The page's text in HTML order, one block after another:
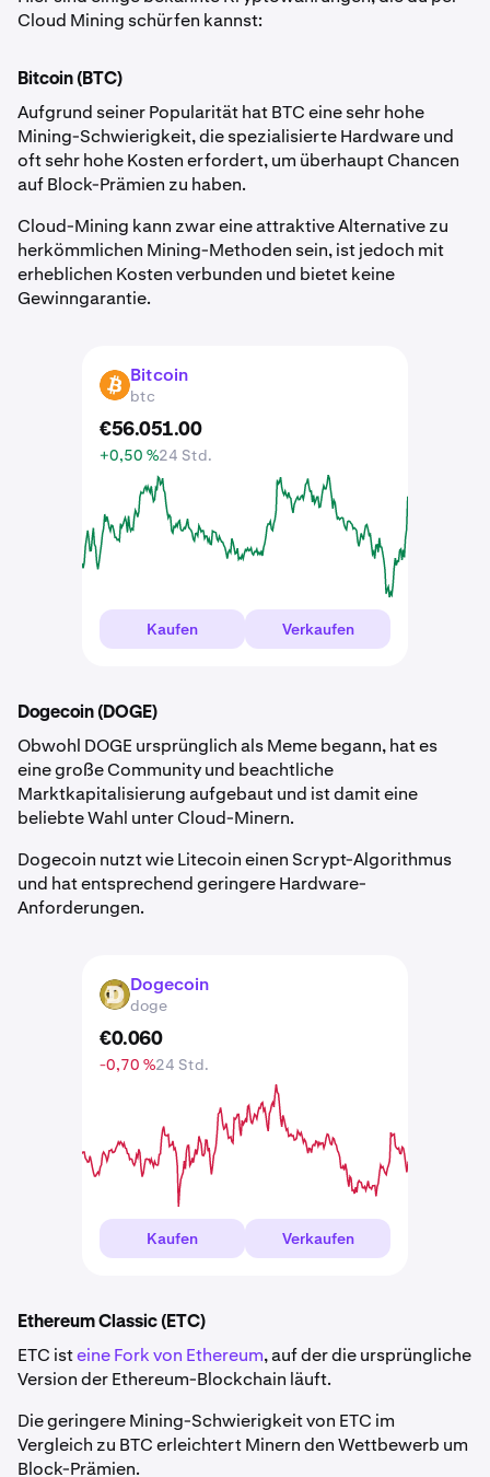
Cloud Mining schürfen kannst:
Bitcoin (BTC)
Aufgrund seiner Popularität hat BTC eine sehr hohe
Mining-Schwierigkeit, die spezialisierte Hardware und
oft sehr hohe Kosten erfordert, um überhaupt Chancen
auf Block-Prämien zu haben.
Cloud-Mining kann zwar eine attraktive Alternative zu
herkömmlichen Mining-Methoden sein, ist jedoch mit
erheblichen Kosten verbunden und bietet keine
Gewinngarantie.
BTC Bitcoin
btc
€56.051.00
+0,50 %24 Std.
Kaufen Verkaufen
Dogecoin (DOGE)
Obwohl DOGE ursprünglich als Meme begann, hat es
eine große Community und beachtliche
Marktkapitalisierung aufgebaut und ist damit eine
beliebte Wahl unter Cloud-Minern.
Dogecoin nutzt wie Litecoin einen Scrypt-Algorithmus
und hat entsprechend geringere Hardware-
Anforderungen.
DOGE Dogecoin
doge
€0.060
-0,70 %24 Std.
Kaufen Verkaufen
Ethereum Classic (ETC)
ETC isteine Fork von Ethereum, auf der die ursprüngliche
Version der Ethereum-Blockchain läuft.
Die geringere Mining-Schwierigkeit von ETC im
Vergleich zu BTC erleichtert Minern den Wettbewerb um
Block-Prämien.